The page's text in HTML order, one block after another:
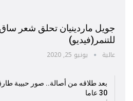
جويل ماردينيان تحلق شعر ساق
للتنمر(فيديو)
عالية يونيو 25, 2020
بعد طلاقه من أصالة.. صور حبيبة
30 عاما